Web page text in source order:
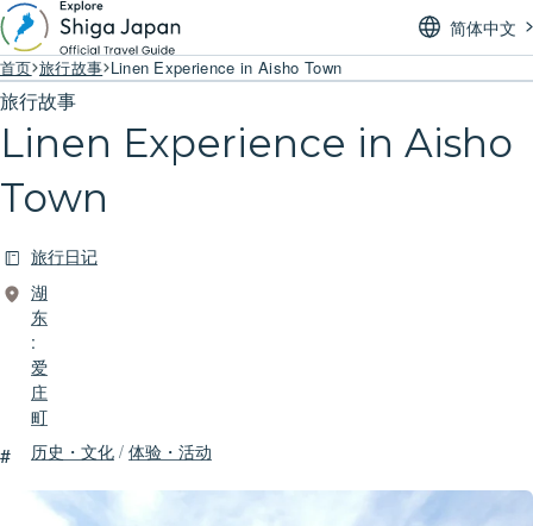
简体中文
首页 旅行故事 Linen Experience in Aisho Town
旅行故事
Linen Experience in Aisho
Town
旅行日记
湖
东
:
爱
庄
町
# 历史・文化 / 体验・活动